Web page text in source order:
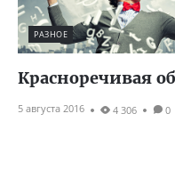
РАЗНОЕ
Красноречивая
5 августа 2016 4 306 0